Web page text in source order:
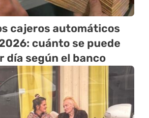
cajeros automáticos
cuánto se puede
día según el banco